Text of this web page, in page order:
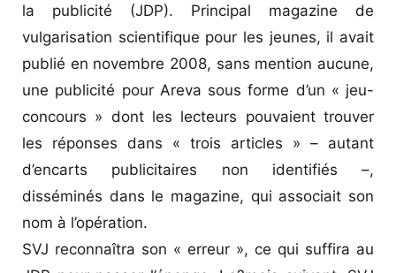
la publicité (JDP). Principal magazine de
vulgarisation scientifique pour les jeunes, il avait
publié en novembre 2008, sans mention aucune,
une publicité pour Areva sous forme d’un « jeu-
concours » dont les lecteurs pouvaient trouver
les réponses dans « trois articles » – autant
d’encarts publicitaires non identifiés –,
disséminés dans le magazine, qui associait son
nom à l’opération.
SVJ reconnaîtra son « erreur », ce qui suffira au